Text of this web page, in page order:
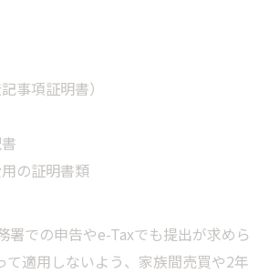
事項証明書）
の証明書類
署での申告やe-Taxでも提出が求めら
て適用しないよう、家族間売買や2年